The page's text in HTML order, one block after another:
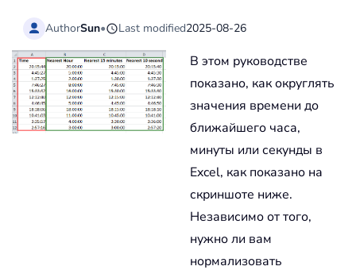
AuthorSun• Last modified2025-08-26
В этом руководстве
показано, как округлять
значения времени до
ближайшего часа,
минуты или секунды в
Excel, как показано на
скриншоте ниже.
Независимо от того,
нужно ли вам
нормализовать